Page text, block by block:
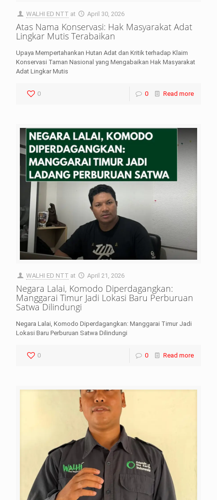
WALHI ED NTT at April 30, 2026
Atas Nama Konservasi: Hak Masyarakat Adat
Lingkar Mutis Terabaikan
Upaya Mempertahankan Hutan Adat dan Kritik terhadap Klaim
Konservasi Taman Nasional yang Mengabaikan Hak Masyarakat
Adat Lingkar Mutis
0 0 Read more
WALHI ED NTT at April 21, 2026
Negara Lalai, Komodo Diperdagangkan:
Manggarai Timur Jadi Lokasi Baru Perburuan
Satwa Dilindungi
Negara Lalai, Komodo Diperdagangkan: Manggarai Timur Jadi
Lokasi Baru Perburuan Satwa Dilindungi
0 0 Read more